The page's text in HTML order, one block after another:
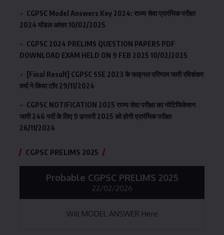
CGPSC Model Answers Key 2024: राज्य सेवा प्रारंभिक परीक्षा
2024 मॉडल आंसर 10/02/2025
CGPSC 2024 PRELIMS QUESTION PAPERS PDF
DOWNLOAD EXAM HELD ON 9 FEB 2025 10/02/2025
[Final Result] CGPSC SSE 2023 के फाइनल परिणाम जारी रविशंकर
वर्मा ने किया टॉप 29/11/2024
CGPSC NOTIFICATION 2025 राज्य सेवा परीक्षा का नोटिफिकेशन
जारी 246 पदों के लिए 9 फ़रवरी 2025 को होगी प्रारंभिक परीक्षा
26/11/2024
CGPSC PRELIMS 2025
Probable CGPSC PRELIMS 2025
22/02/2026
Will MODEL ANSWER Here